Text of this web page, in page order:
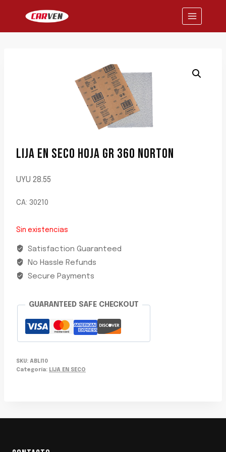
contenido
LIJA EN SECO HOJA GR 360 NORTON
UYU 28.55
CA: 30210
Sin existencias
Satisfaction Guaranteed
No Hassle Refunds
Secure Payments
GUARANTEED SAFE CHECKOUT
SKU: ABLI10
Categoría: LIJA EN SECO